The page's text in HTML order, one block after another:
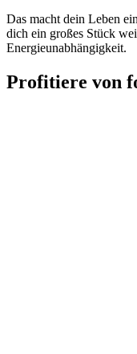
Das macht dein Leben
dich ein großes Stück
Energieunabhängigkeit.
Profitiere von